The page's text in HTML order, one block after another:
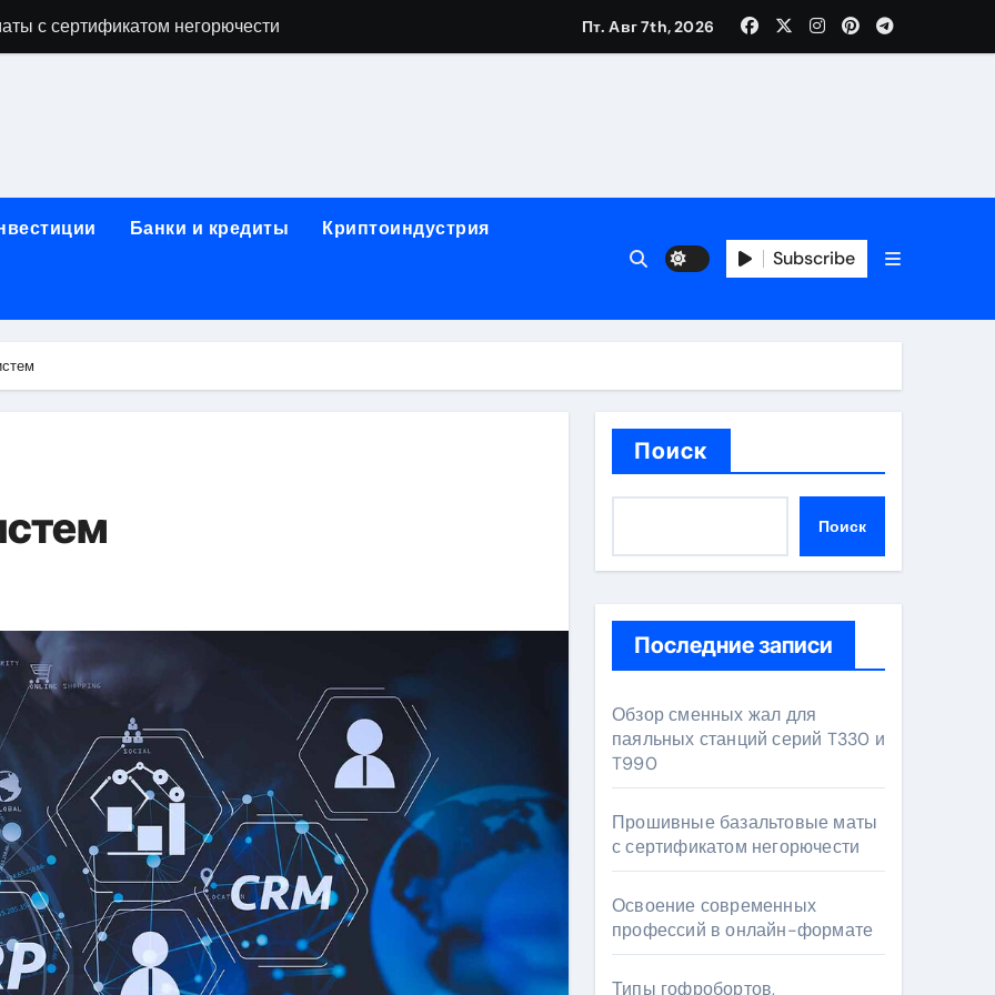
с сертификатом негорючести
и направляющих для конвейерных лент
лотков для хранения электронных компонентов
из Китая в Казахстан: маршруты, таможенные процедуры и сроки
этапы строительства, проверка застройщика и сценарии оформления сделки
информация о сельскохозяйственных предприятиях
Пт. Авг 7th, 2026
Банки и кредиты Криптоиндустрия
Subscribe
Поиск
Поиск
Последние записи
Обзор сменных жал для
паяльных станций серий T330 и
T990
Прошивные базальтовые маты
с сертификатом негорючести
Освоение современных
профессий в онлайн-формате
Типы гофробортов,